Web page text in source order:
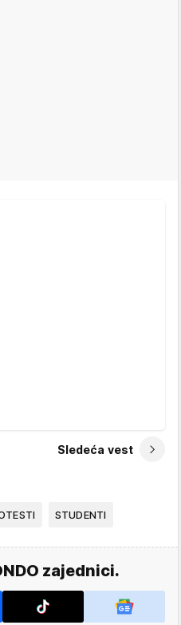
Sledeća vest
STUDENTI
zajednici.